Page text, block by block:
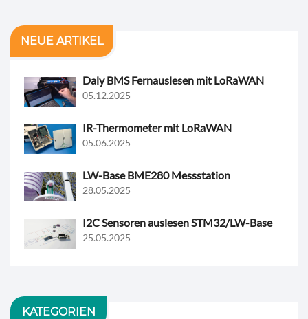
NEUE ARTIKEL
Daly BMS Fernauslesen mit LoRaWAN
05.12.2025
IR-Thermometer mit LoRaWAN
05.06.2025
LW-Base BME280 Messstation
28.05.2025
I2C Sensoren auslesen STM32/LW-Base
25.05.2025
KATEGORIEN